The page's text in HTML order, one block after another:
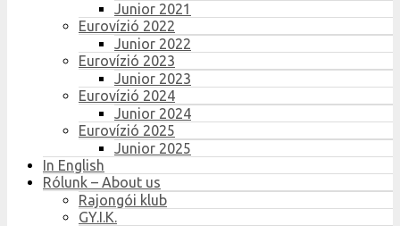
Junior 2021
Eurovízió 2022
Junior 2022
Eurovízió 2023
Junior 2023
Eurovízió 2024
Junior 2024
Eurovízió 2025
Junior 2025
In English
Rólunk – About us
Rajongói klub
GY.I.K.